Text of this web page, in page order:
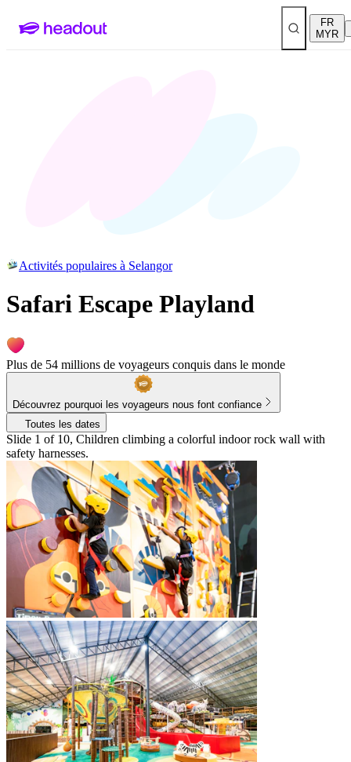
FR
MYR
Activités populaires à Selangor
Safari Escape Playland
Plus de 54 millions de voyageurs conquis dans le monde
Découvrez pourquoi les voyageurs nous font confiance
Toutes les dates
Slide 1 of 10, Children climbing a colorful indoor rock wall with
safety harnesses.